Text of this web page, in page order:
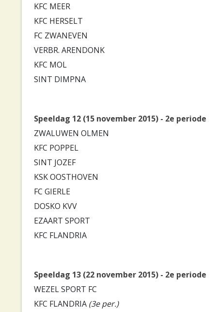
KFC MEER
KFC HERSELT
FC ZWANEVEN
VERBR. ARENDONK
KFC MOL
SINT DIMPNA
Speeldag 12 (15 november 2015) - 2e periode
ZWALUWEN OLMEN
KFC POPPEL
SINT JOZEF
KSK OOSTHOVEN
FC GIERLE
DOSKO KVV
EZAART SPORT
KFC FLANDRIA
Speeldag 13 (22 november 2015) - 2e periode
WEZEL SPORT FC
KFC FLANDRIA (3e per.)